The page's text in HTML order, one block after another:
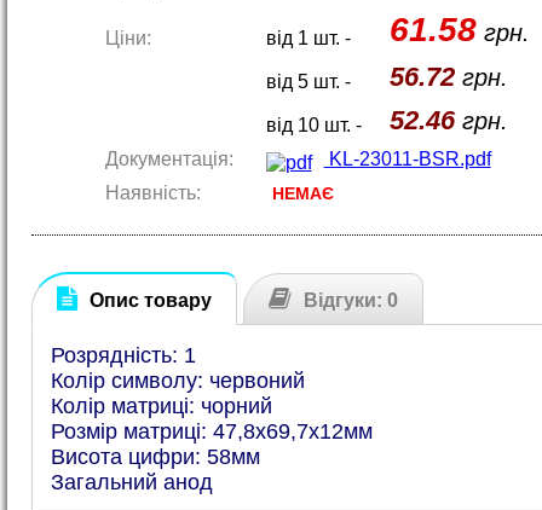
Ціни: від 1 шт. - 61.58грн.
від 5 шт. - 56.72грн.
від 10 шт. - 52.46грн.
Документація:
KL-23011-BSR.pdf
Наявність:
НЕМАЄ
Опис товару Відгуки: 0
Розрядність: 1
Колір символу: червоний
Колір матриці: чорний
Розмір матриці: 47,8х69,7х12мм
Висота цифри: 58мм
Загальний анод